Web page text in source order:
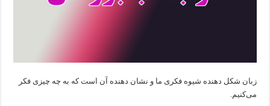
زبان شکل دهنده شیوه فکری ما و نشان دهنده آن است که به چه چیزی فکر
می‌کنیم.